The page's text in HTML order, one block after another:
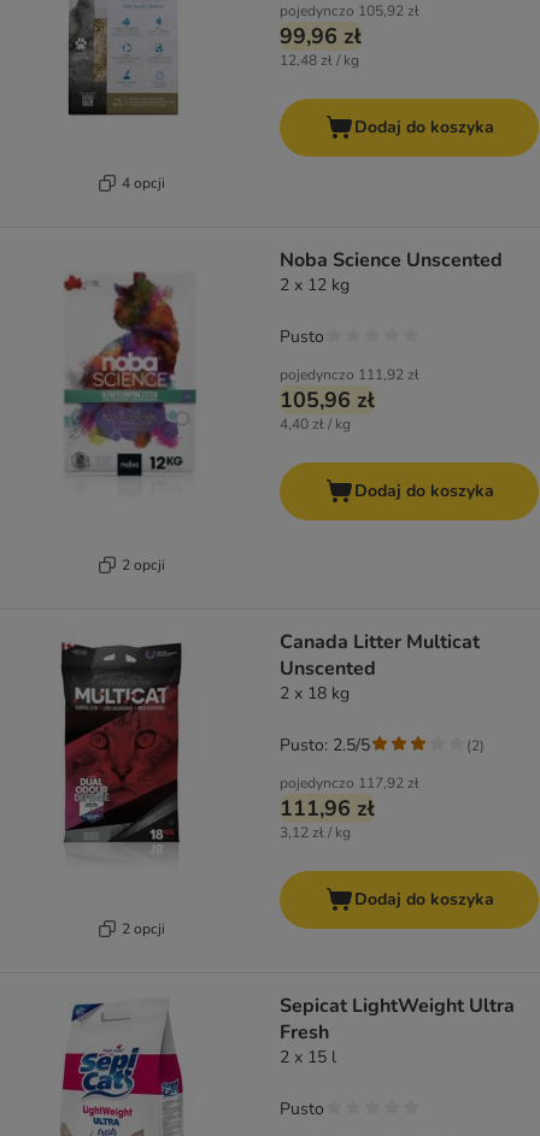
4 opcji
pojedynczo 105,92 zł
99,96 zł
12,48 zł / kg
Dodaj do koszyka
2 opcji
Noba Science Unscented
2 x 12 kg
pojedynczo 111,92 zł
105,96 zł
4,40 zł / kg
Pusto
Dodaj do koszyka
2 opcji
Canada Litter Multicat
Unscented
2 x 18 kg
pojedynczo 117,92 zł
111,96 zł
3,12 zł / kg
Pusto: 2.5/5 (2)
Dodaj do koszyka
Sepicat LightWeight Ultra
Fresh
2 x 15 l
Pusto